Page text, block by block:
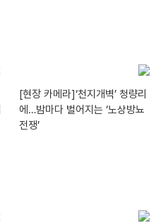
[현장 카메라]‘천지개벽’ 청량리
에…밤마다 벌어지는 ‘노상방뇨
전쟁’